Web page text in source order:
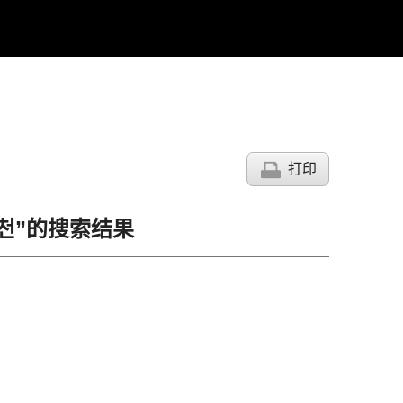
打印
”的搜索结果